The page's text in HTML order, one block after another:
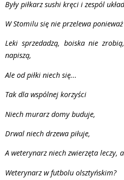
Były piłkarz sushi kręci i zespól
W Stomilu się nie przelewa
Leki sprzedadzą, boiska nie
napiszą,
Ale od piłki niech się...
Tak dla wspólnej korzyści
Niech murarz domy buduje,
Drwal niech drzewa piłuje,
A weterynarz niech zwierzęta leczy,
Weterynarz w futbolu olsztyńskim?